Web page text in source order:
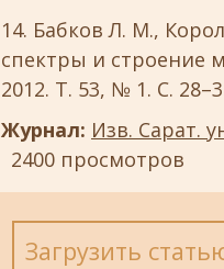
Бабков Л. М.,
спектры и строение
2012. Т. 53, № 1. С.
Журнал: Изв. Сарат.
2400 просмотров
Загрузить